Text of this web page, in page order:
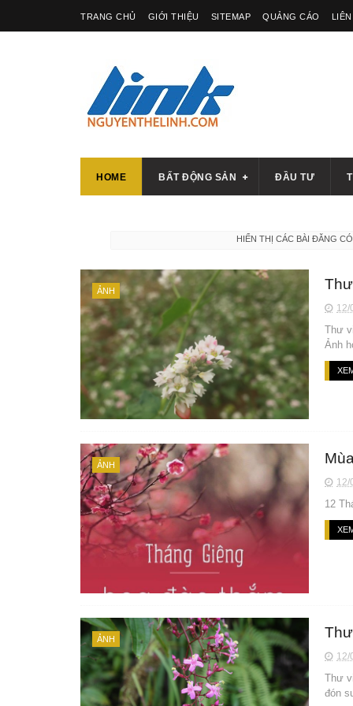
TRANG CHỦ GIỚI THIỆU SITEMAP QUẢNG CÁO
HOME BẤT ĐỘNG SẢN ĐẦU TƯ
HIỂN THỊ CÁC BÀI ĐĂNG
ẢNH
12/
Thư
Ảnh
ẢNH
12/
12
ẢNH
12/
Thư
đón